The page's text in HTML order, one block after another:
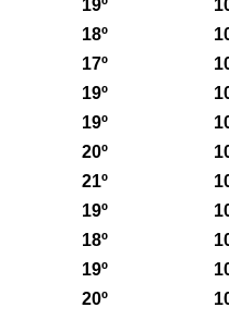
19º
18º
17º
19º
19º
20º
21º
19º
18º
19º
20º